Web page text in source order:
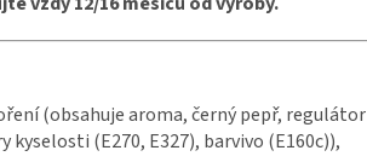
(obsahuje aroma, černý pepř, regulátor
(E270, E327), barvivo (E160c)),